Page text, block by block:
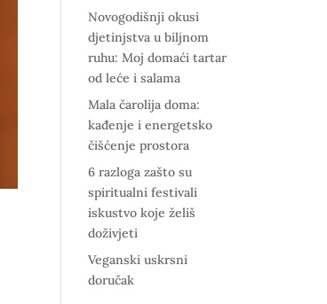
Novogodišnji okusi
djetinjstva u biljnom
ruhu: Moj domaći tartar
od leće i salama
Mala čarolija doma:
kađenje i energetsko
čišćenje prostora
6 razloga zašto su
spiritualni festivali
iskustvo koje želiš
doživjeti
Veganski uskrsni
doručak